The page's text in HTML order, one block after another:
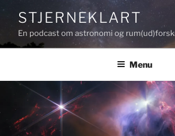
indhold
STJERNEKLART
En podcast om astronomi og
Menu